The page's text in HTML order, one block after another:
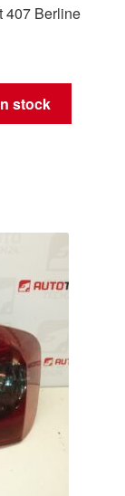
407 Berline
stock